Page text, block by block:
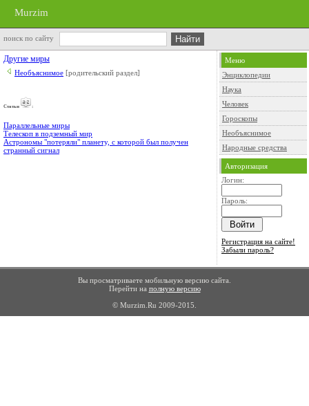
Murzim
поиск по сайту
Другие миры
Необъяснимое [родительский раздел]
Cтатьи :
Параллельные миры
Телескоп в подземный мир
Астрономы "потеряли" планету, с которой был получен
странный сигнал
Меню
Энциклопедии
Наука
Человек
Гороскопы
Необъяснимое
Народные средства
Авторизация
Логин:
Пароль:
Регистрация на сайте!
Забыли пароль?
Вы просматриваете мобильную версию сайта.
Перейти на полную версию
© Murzim.Ru 2009-2015.